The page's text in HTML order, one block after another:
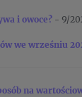
i owoce? - 9/
we wrześniu
na